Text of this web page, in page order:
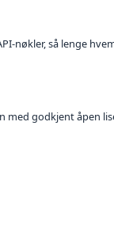
nøkler, så lenge
med godkjent åpen